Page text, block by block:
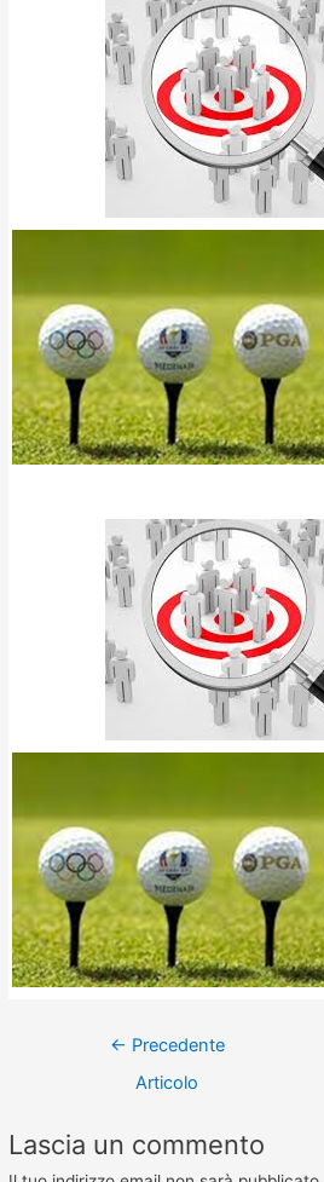
← Precedente
Articolo
Lascia un commento